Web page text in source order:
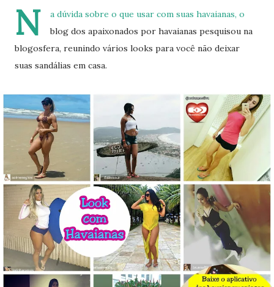
N
a dúvida sobre o que usar com suas havaianas, o
blog dos apaixonados por havaianas pesquisou na
blogosfera, reunindo vários looks para você não deixar
suas sandálias em casa.